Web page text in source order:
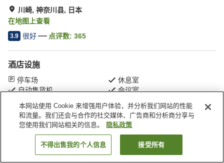
川崎, 神奈川县, 日本
在地图上查看
3.9 很好 点评数: 365
酒店设施
停车场
休息室
自动售货机
会议室
首页 日本 神奈川县 川崎 川崎中心酒店
搜索客房
本网站使用 Cookie 来增强用户体验，并分析我们网站的性能
和流量。我们还会与合作的社交媒体、广告商和分析商分享与
您使用我们网站相关的信息。
隐私政策
不得出售我的个人信息 接受所有